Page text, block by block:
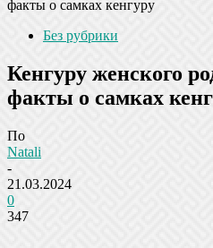
факты о самках кенгуру
Без рубрики
Кенгуру женского
факты о самках
По
Natali
-
21.03.2024
0
347